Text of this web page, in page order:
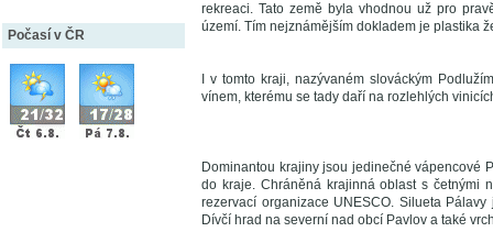
Počasí v ČR
rekreaci. Tato země byla vhodnou už pro
území. Tím nejznámějším dokladem je plastika
I v tomto kraji, nazývaném slováckým
vínem, kterému se tady daří na rozlehlých
Dominantou krajiny jsou jedinečné vápencové
do kraje. Chráněná krajinná oblast s četnými
rezervací organizace UNESCO. Silueta
Dívčí hrad na severní nad obcí Pavlov a také